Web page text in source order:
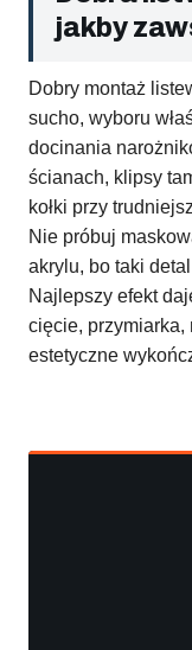
jakby
Dobry montaż
sucho, wyboru
docinania
ścianach, klipsy
kołki przy
Nie próbuj
akrylu, bo taki
Najlepszy efekt
cięcie, przymiarka,
estetyczne